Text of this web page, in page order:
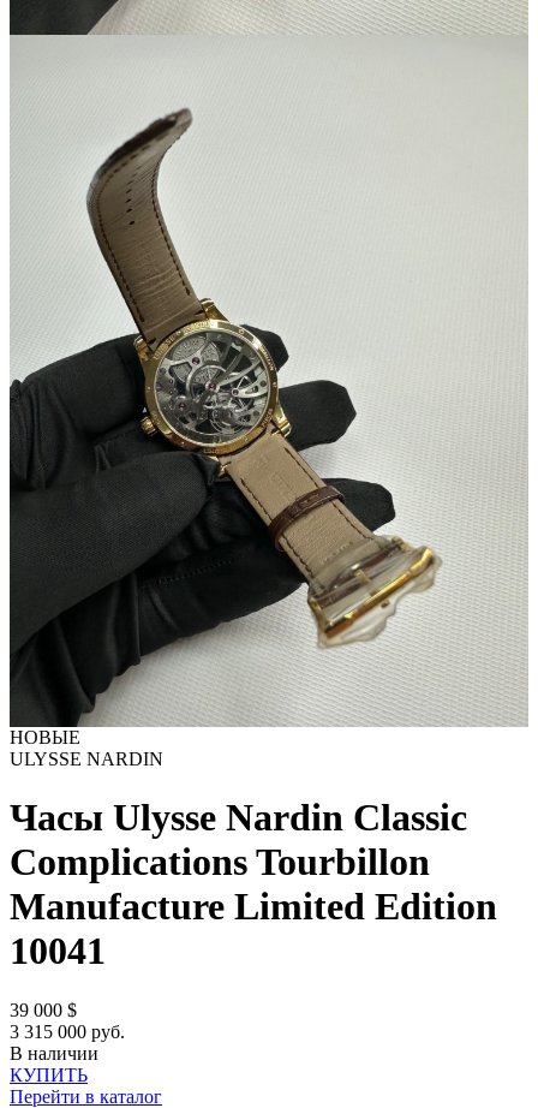
НОВЫЕ
ULYSSE NARDIN
Часы Ulysse Nardin Classic
Complications Tourbillon
Manufacture Limited Edition
10041
39 000 $
3 315 000 руб.
В наличии
КУПИТЬ
Перейти в каталог